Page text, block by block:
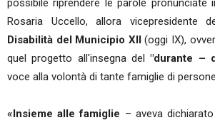
possibile riprendere le parole pronunciate
Rosaria Uccello, allora vicepresidente
Disabilità del Municipio XII(oggi IX),
quel progetto all'insegna del "durante –
voce alla volontà di tante famiglie di
«Insieme alle famiglie – aveva